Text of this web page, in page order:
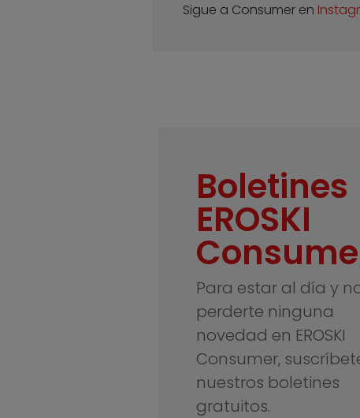
Sigue a Consumer en
Boletines
EROSKI
Para estar al día y
perderte ninguna
novedad en EROSKI
Consumer,
nuestros boletines
gratuitos.